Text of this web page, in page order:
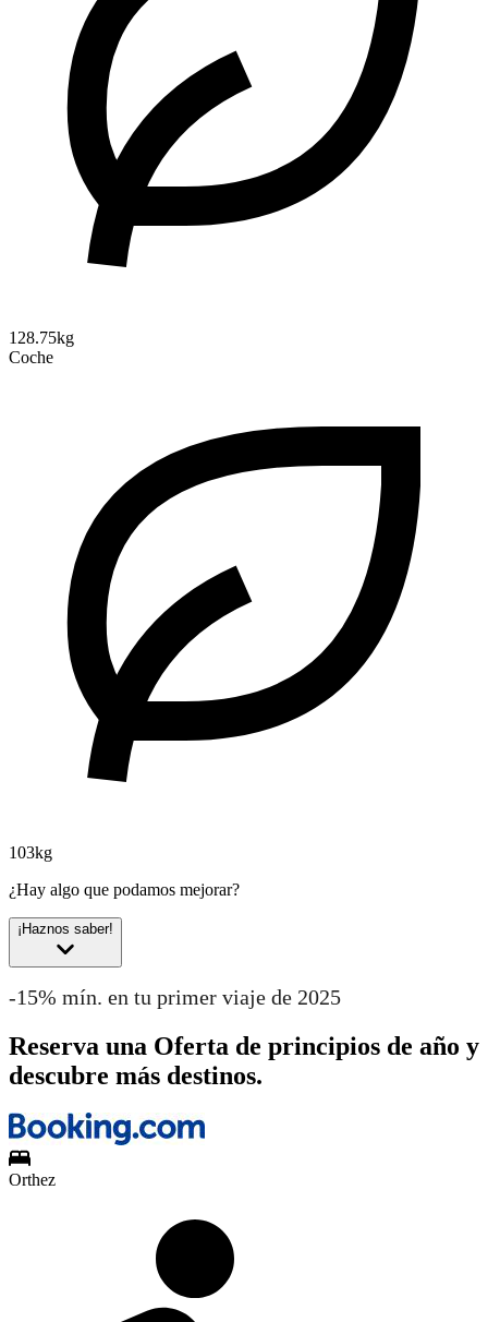
128.75kg
Coche
103kg
¿Hay algo que podamos mejorar?
¡Haznos saber!
-15% mín. en tu primer viaje de 2025
Reserva una Oferta de principios de año y
descubre más destinos.
Orthez